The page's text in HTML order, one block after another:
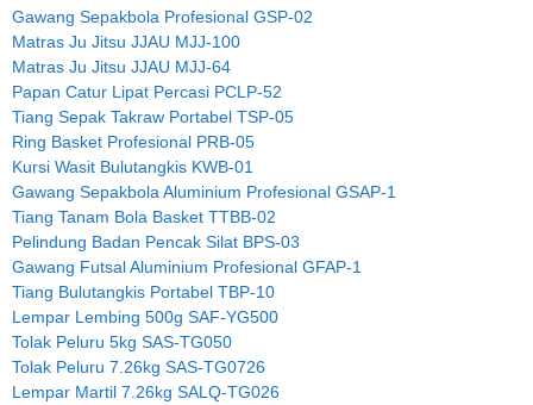
Gawang Sepakbola Profesional GSP-02
Matras Ju Jitsu JJAU MJJ-100
Matras Ju Jitsu JJAU MJJ-64
Papan Catur Lipat Percasi PCLP-52
Tiang Sepak Takraw Portabel TSP-05
Ring Basket Profesional PRB-05
Kursi Wasit Bulutangkis KWB-01
Gawang Sepakbola Aluminium Profesional GSAP-1
Tiang Tanam Bola Basket TTBB-02
Pelindung Badan Pencak Silat BPS-03
Gawang Futsal Aluminium Profesional GFAP-1
Tiang Bulutangkis Portabel TBP-10
Lempar Lembing 500g SAF-YG500
Tolak Peluru 5kg SAS-TG050
Tolak Peluru 7.26kg SAS-TG0726
Lempar Martil 7.26kg SALQ-TG026